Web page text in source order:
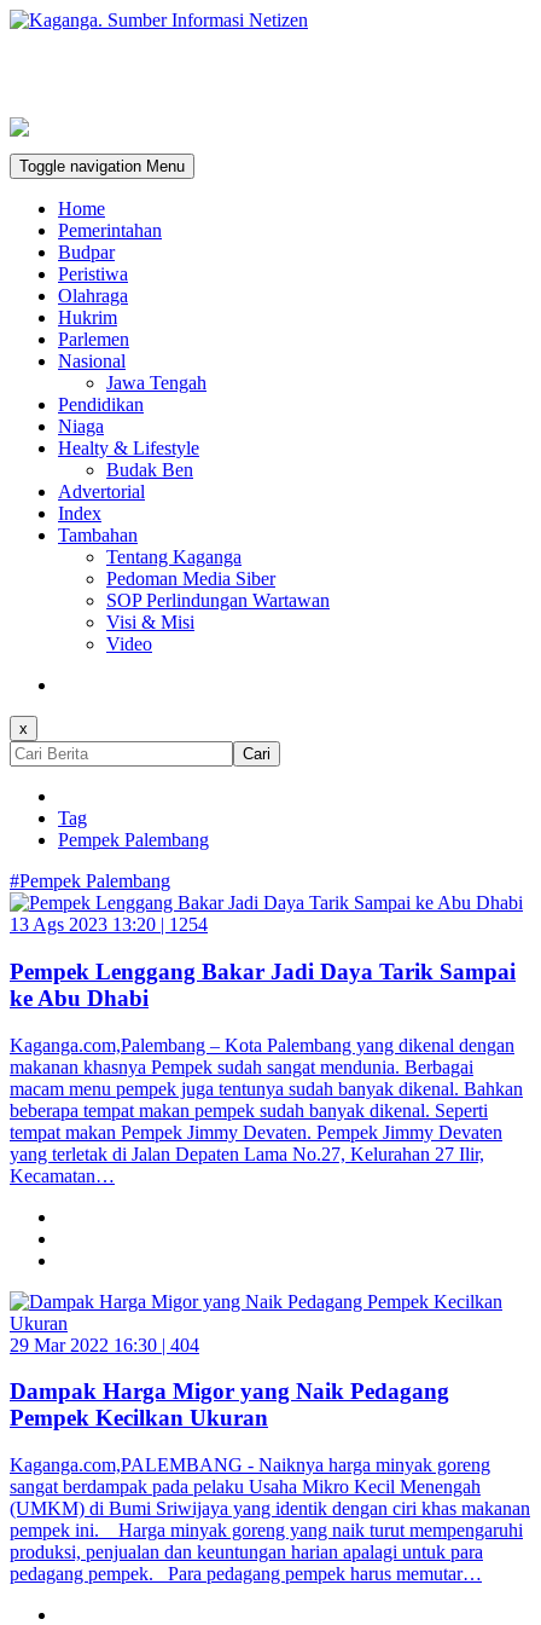
Toggle navigation Menu
Home
Pemerintahan
Budpar
Peristiwa
Olahraga
Hukrim
Parlemen
Nasional
Jawa Tengah
Pendidikan
Niaga
Healty & Lifestyle
Budak Ben
Advertorial
Index
Tambahan
Tentang Kaganga
Pedoman Media Siber
SOP Perlindungan Wartawan
Visi & Misi
Video
x
Cari
Tag
Pempek Palembang
#Pempek Palembang
13 Ags 2023 13:20 | 1254
Pempek Lenggang Bakar Jadi Daya Tarik Sampai
ke Abu Dhabi
Kaganga.com,Palembang – Kota Palembang yang dikenal dengan
makanan khasnya Pempek sudah sangat mendunia. Berbagai
macam menu pempek juga tentunya sudah banyak dikenal. Bahkan
beberapa tempat makan pempek sudah banyak dikenal. Seperti
tempat makan Pempek Jimmy Devaten. Pempek Jimmy Devaten
yang terletak di Jalan Depaten Lama No.27, Kelurahan 27 Ilir,
Kecamatan…
29 Mar 2022 16:30 | 404
Dampak Harga Migor yang Naik Pedagang
Pempek Kecilkan Ukuran
Kaganga.com,PALEMBANG - Naiknya harga minyak goreng
sangat berdampak pada pelaku Usaha Mikro Kecil Menengah
(UMKM) di Bumi Sriwijaya yang identik dengan ciri khas makanan
pempek ini. Harga minyak goreng yang naik turut mempengaruhi
produksi, penjualan dan keuntungan harian apalagi untuk para
pedagang pempek. Para pedagang pempek harus memutar…